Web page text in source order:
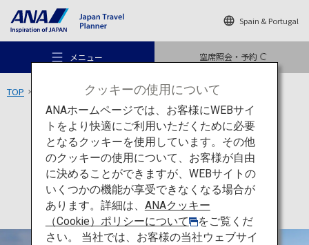
Spain & Portugal
メニュー 空席照会・予約
おすすめの旅
旅のアイデア
TOP 北海道エリア 摩周湖
アクティビティ 北海道
摩周湖
クッキーの使用について
ANAホームページでは、お客様にWEBサイ
トをより快適にご利用いただくために必要
となるクッキーを使用しています。その他
のクッキーの使用について、お客様が自由
に決めることができますが、WEBサイトの
いくつかの機能が享受できなくなる場合が
あります。詳細は、 ANAクッキー
（Cookie）ポリシーについて
をご覧くだ
さい。 当社では、お客様の当社ウェブサイ